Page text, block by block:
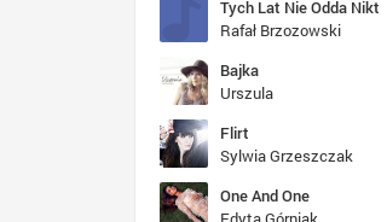
Tych Lat Nie Odda Nikt
Rafał Brzozowski
Bajka
Urszula
Flirt
Sylwia Grzeszczak
One And One